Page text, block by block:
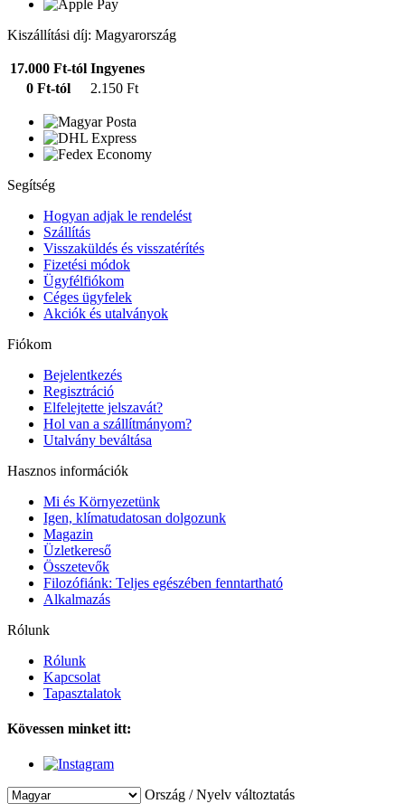
Kiszállítási díj: Magyarország
17.000 Ft-tól Ingyenes
0 Ft-tól
2.150 Ft
Segítség
Hogyan adjak le rendelést
Szállítás
Visszaküldés és visszatérítés
Fizetési módok
Ügyfélfiókom
Céges ügyfelek
Akciók és utalványok
Fiókom
Bejelentkezés
Regisztráció
Elfelejtette jelszavát?
Hol van a szállítmányom?
Utalvány beváltása
Hasznos információk
Mi és Környezetünk
Igen, klímatudatosan dolgozunk
Magazin
Üzletkereső
Összetevők
Filozófiánk: Teljes egészében fenntartható
Alkalmazás
Rólunk
Rólunk
Kapcsolat
Tapasztalatok
Kövessen minket itt:
Ország / Nyelv változtatás